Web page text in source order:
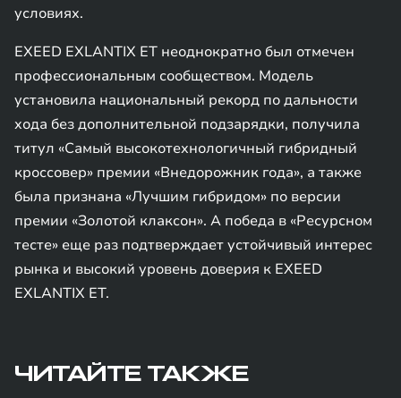
условиях.
EXEED EXLANTIX ET неоднократно был отмечен
профессиональным сообществом. Модель
установила национальный рекорд по дальности
хода без дополнительной подзарядки, получила
титул «Самый высокотехнологичный гибридный
кроссовер» премии «Внедорожник года», а также
была признана «Лучшим гибридом» по версии
премии «Золотой клаксон». А победа в «Ресурсном
тесте» еще раз подтверждает устойчивый интерес
рынка и высокий уровень доверия к EXEED
EXLANTIX ET.
ЧИТАЙТЕ ТАКЖЕ